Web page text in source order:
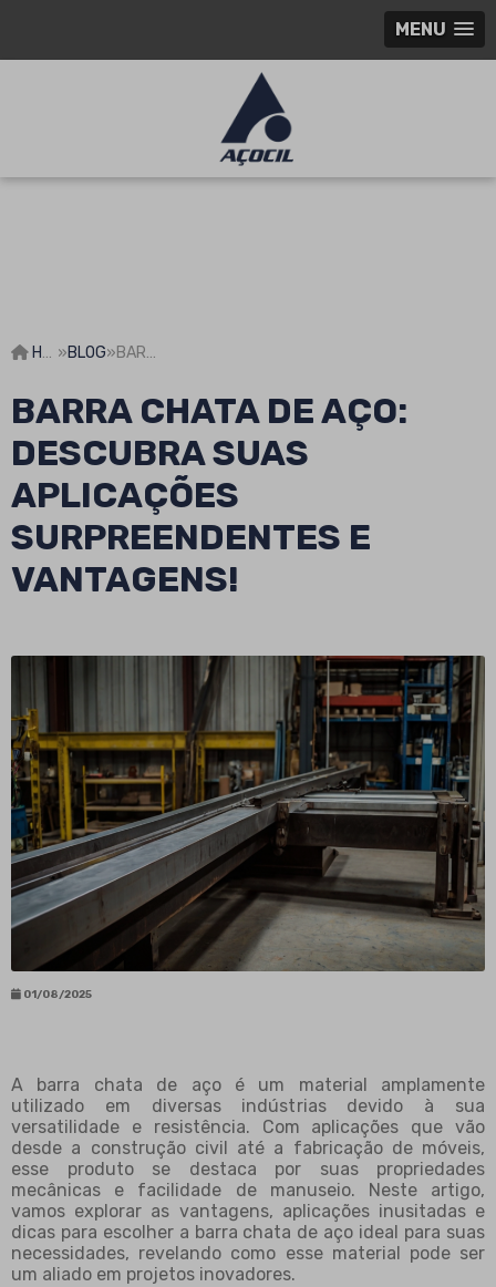
MENU
HOME »BLOG» BARRA CHATA DE AÇO: DESCUBRA SUAS APLICAÇÕES SURPREENDENTES E VANTAGENS!
BARRA CHATA DE AÇO:
DESCUBRA SUAS
APLICAÇÕES
SURPREENDENTES E
VANTAGENS!
01/08/2025
A barra chata de aço é um material amplamente
utilizado em diversas indústrias devido à sua
versatilidade e resistência. Com aplicações que vão
desde a construção civil até a fabricação de móveis,
esse produto se destaca por suas propriedades
mecânicas e facilidade de manuseio. Neste artigo,
vamos explorar as vantagens, aplicações inusitadas e
dicas para escolher a barra chata de aço ideal para suas
necessidades, revelando como esse material pode ser
um aliado em projetos inovadores.